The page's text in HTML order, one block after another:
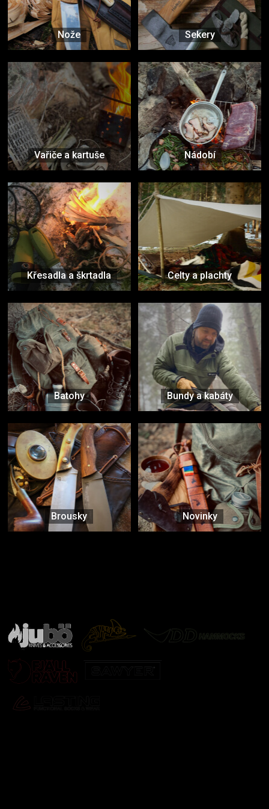
Nože Sekery
Vařiče a kartuše Nádobí
Křesadla a škrtadla Celty a plachty
Batohy Bundy a kabáty
Brousky Novinky